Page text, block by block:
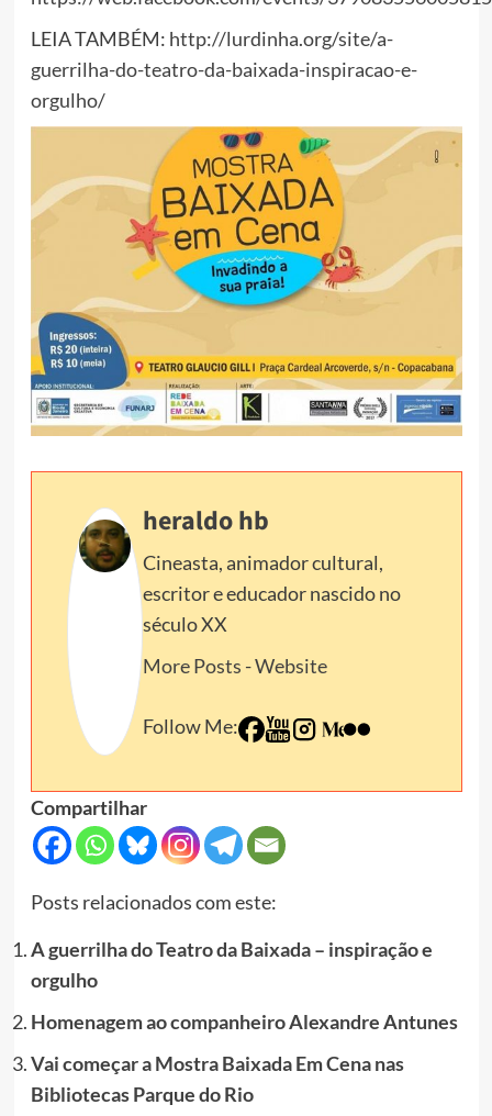
LEIA TAMBÉM: http://lurdinha.org/site/a-
guerrilha-do-teatro-da-baixada-inspiracao-e-
orgulho/
heraldo hb
Cineasta, animador cultural,
escritor e educador nascido no
século XX
More Posts -Website
Follow Me:
Compartilhar
Posts relacionados com este:
A guerrilha do Teatro da Baixada – inspiração e
orgulho
Homenagem ao companheiro Alexandre Antunes
Vai começar a Mostra Baixada Em Cena nas
Bibliotecas Parque do Rio